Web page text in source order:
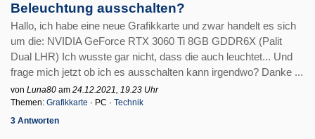
Beleuchtung ausschalten?
Hallo, ich habe eine neue Grafikkarte und zwar handelt es sich
um die: NVIDIA GeForce RTX 3060 Ti 8GB GDDR6X (Palit
Dual LHR) Ich wusste gar nicht, dass die auch leuchtet... Und
frage mich jetzt ob ich es ausschalten kann irgendwo? Danke ...
von Luna80 am 24.12.2021, 19.23 Uhr
Themen: Grafikkarte · PC · Technik
3 Antworten